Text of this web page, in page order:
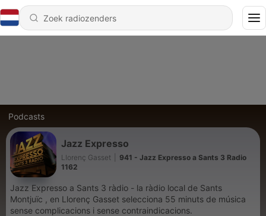
Podcasts
Jazz Expresso
Llorenç Gasset
941 - Jazz Expresso a Sants 3 Radio
1162
Jazz Expresso a Sants 3 ràdio - la ràdio local de Sants
Montjuïc , en Llorenç Gasset selecciona 55 minuts de música
sense complicacions i sense contraindicacions.